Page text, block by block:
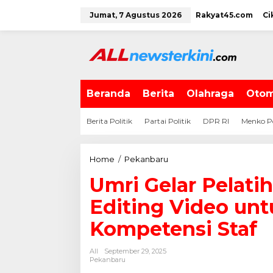
w
Jumat, 7 Agustus 2026 Rakyat45.com
Beranda Berita Olahraga
Berita Politik Partai Politik DPR RI Menko
Home / Pekanbaru
r
G
l
Umri Gelar
Editing Video
Kompetensi Staf
All
September 29, 2025
Pekanbaru